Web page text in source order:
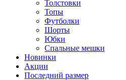
Толстовки
Топы
Футболки
Шорты
Юбки
Спальные мешки
Новинки
Акции
Последний размер